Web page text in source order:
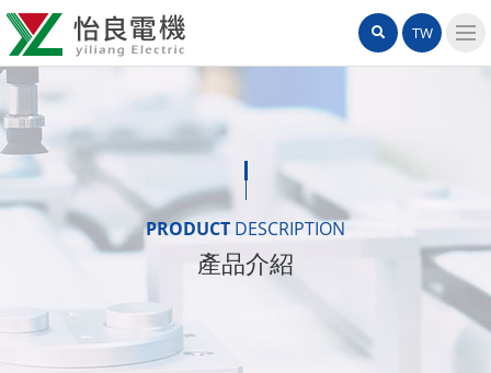
怡
良
電
機
有
司
網
TW
站
內
PRODUCT DESCRIPTION
產品介紹